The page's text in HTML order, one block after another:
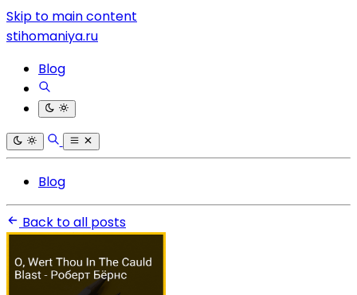
Skip to main content
stihomaniya.ru
Blog
Blog
Back to all posts